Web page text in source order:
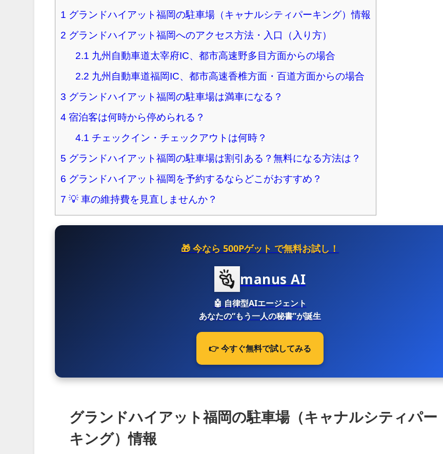
1 グランドハイアット福岡の駐車場（キャナルシティパーキング）情報
2 グランドハイアット福岡へのアクセス方法・入口（入り方）
2.1 九州自動車道太宰府IC、都市高速野多目方面からの場合
2.2 九州自動車道福岡IC、都市高速香椎方面・百道方面からの場合
3 グランドハイアット福岡の駐車場は満車になる？
4 宿泊客は何時から停められる？
4.1 チェックイン・チェックアウトは何時？
5 グランドハイアット福岡の駐車場は割引ある？無料になる方法は？
6 グランドハイアット福岡を予約するならどこがおすすめ？
7 💡 車の維持費を見直しませんか？
🎁 今なら 500Pゲット で無料お試し！
manus AI
🤖 自律型AIエージェント
あなたの“もう一人の秘書”が誕生
👉 今すぐ無料で試してみる
グランドハイアット福岡の駐車場（キャナルシティパー
キング）情報